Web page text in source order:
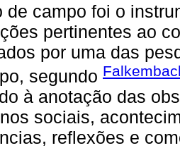
de campo foi o
pertinentes ao
por uma das
segundo
à anotação das
sociais,
reflexões e